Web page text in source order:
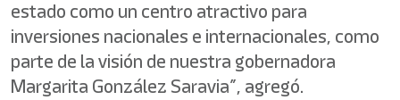
estado como un centro atractivo para
inversiones nacionales e internacionales, como
parte de la visión de nuestra gobernadora
Margarita González Saravia”, agregó.